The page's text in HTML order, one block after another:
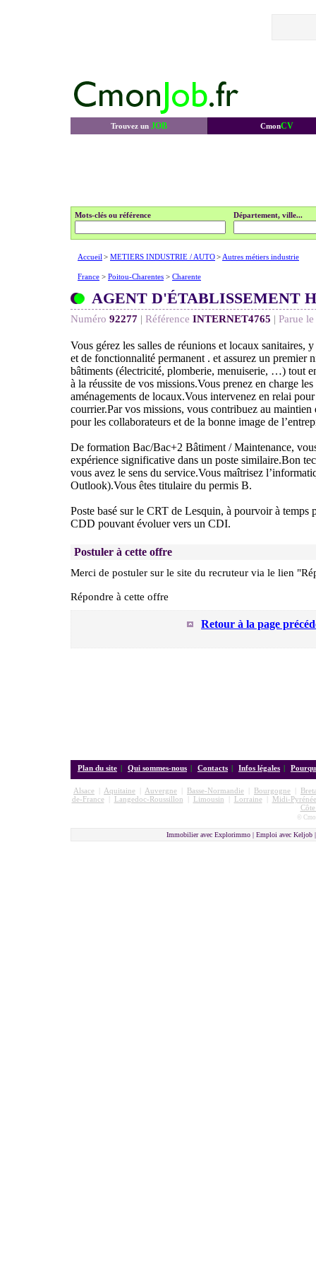
Trouvez un JOB CmonCV
Mots-clés ou référence Département, ville...
Accueil > METIERS INDUSTRIE / AUTO> Autres métiers industrie
France > Poitou-Charentes > Charente
AGENT D'ÉTABLISSEMENT
Numéro 92277 | Référence INTERNET4765 | Parue le
Vous gérez les salles de réunions et locaux sanitaires,
et de fonctionnalité permanent . et assurez un premier
bâtiments (électricité, plomberie, menuiserie, …) tout
à la réussite de vos missions.Vous prenez en charge
aménagements de locaux.Vous intervenez en relai
courrier.Par vos missions, vous contribuez au maintien
pour les collaborateurs et de la bonne image de
De formation Bac/Bac+2 Bâtiment / Maintenance,
expérience significative dans un poste similaire.Bon
vous avez le sens du service.Vous maîtrisez
Outlook).Vous êtes titulaire du permis B.
Poste basé sur le CRT de Lesquin, à pourvoir à temps
CDD pouvant évoluer vers un CDI.
Postuler à cette offre
Merci de postuler sur le site du recruteur via le lien
Répondre à cette offre
Retour à la page
Plan du site | Qui sommes-nous | Contacts | Infos légales |
Alsace Aquitaine Auvergne Basse-Normandie Bourgogne
de-France| Langedoc-Roussillon Limousin Lorraine|
Midi-
©
Immobilier avec Explorimmo | Emploi avec Keljob